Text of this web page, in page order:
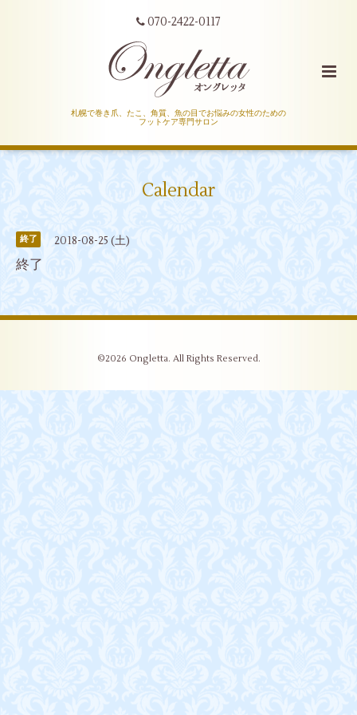
070-2422-0117
札幌で巻き爪、たこ、角質、魚の目でお悩みの女性のための
フットケア専門サロン
Calendar
終了 2018-08-25 (土)
終了
©2026 Ongletta. All Rights Reserved.